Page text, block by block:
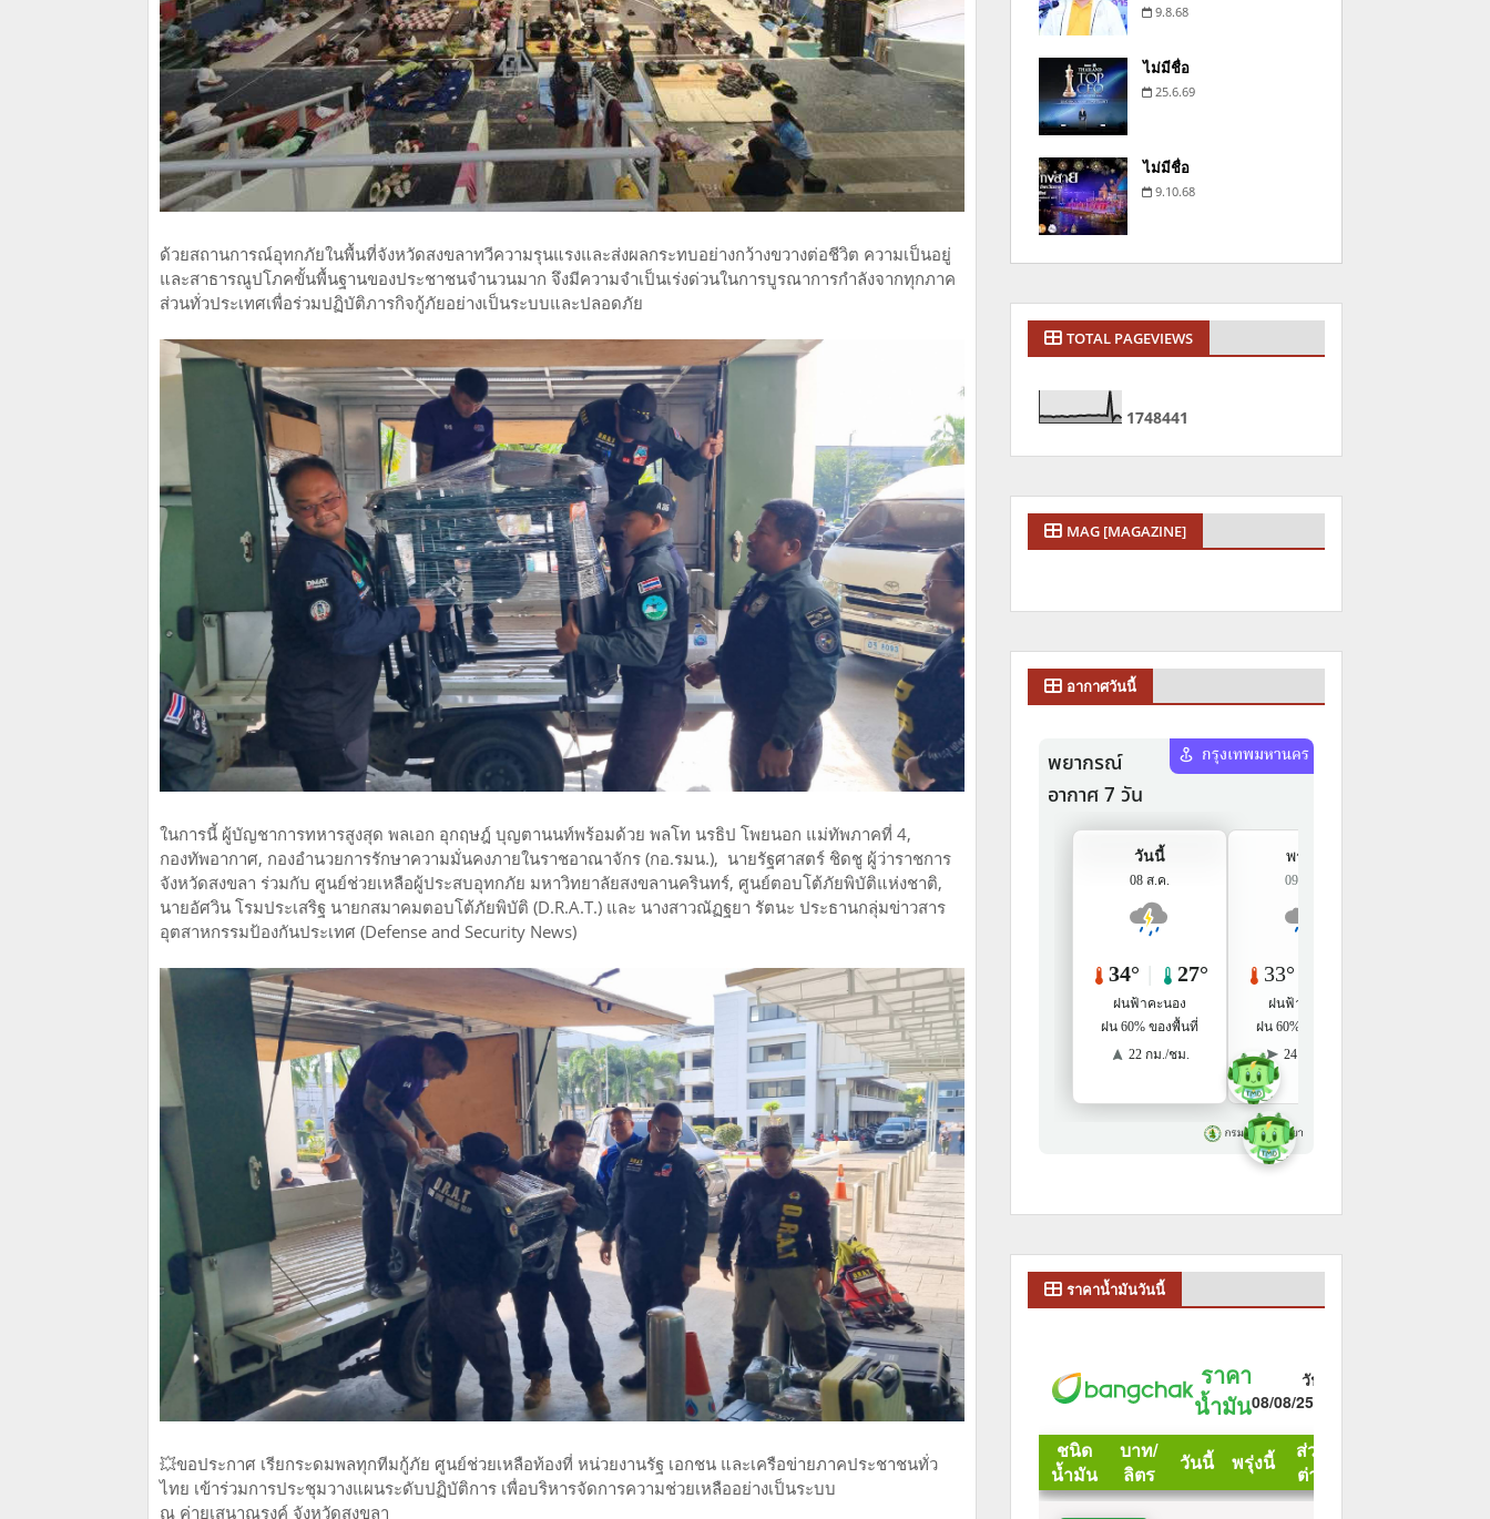
ด้วยสถานการณ์อุทกภัยในพื้นที่จังหวัดสงขลาทวีความรุนแรงและส่งผลกระทบอย่างกว้างขวางต่อชีวิต ความเป็นอยู่
และสาธารณูปโภคขั้นพื้นฐานของประชาชนจำนวนมาก จึงมีความจำเป็นเร่งด่วนในการบูรณาการกำลังจากทุกภาค
ส่วนทั่วประเทศเพื่อร่วมปฏิบัติภารกิจกู้ภัยอย่างเป็นระบบและปลอดภัย
ในการนี้ ผู้บัญชาการทหารสูงสุด พลเอก อุกฤษฎ์ บุญตานนท์พร้อมด้วย พลโท นรธิป โพยนอก แม่ทัพภาคที่ 4,
กองทัพอากาศ, กองอำนวยการรักษาความมั่นคงภายในราชอาณาจักร (กอ.รมน.), นายรัฐศาสตร์ ชิดชู ผู้ว่าราชการ
จังหวัดสงขลา ร่วมกับ ศูนย์ช่วยเหลือผู้ประสบอุทกภัย มหาวิทยาลัยสงขลานครินทร์, ศูนย์ตอบโต้ภัยพิบัติแห่งชาติ,
นายอัศวิน โรมประเสริฐ นายกสมาคมตอบโต้ภัยพิบัติ (D.R.A.T.) และ นางสาวณัฏฐยา รัตนะ ประธานกลุ่มข่าวสาร
อุตสาหกรรมป้องกันประเทศ (Defense and Security News)
💥ขอประกาศ เรียกระดมพลทุกทีมกู้ภัย ศูนย์ช่วยเหลือท้องที่ หน่วยงานรัฐ เอกชน และเครือข่ายภาคประชาชนทั่ว
ไทย เข้าร่วมการประชุมวางแผนระดับปฏิบัติการ เพื่อบริหารจัดการความช่วยเหลืออย่างเป็นระบบ
ณ ค่ายเสนาณรงค์ จังหวัดสงขลา
9.8.68
ไม่มีชื่อ
25.6.69
ไม่มีชื่อ
9.10.68
TOTAL PAGEVIEWS
1748441
MAG [MAGAZINE]
อากาศวันนี้
ราคาน้ำมันวันนี้